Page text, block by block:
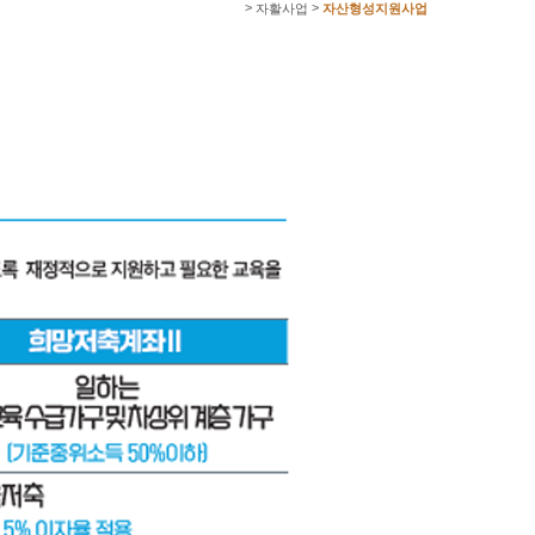
> 자활사업 > 자산형성지원사업